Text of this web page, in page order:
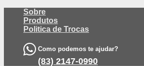
content
Sobre
Produtos
Politica de Trocas
Como podemos te ajudar?
(83) 2147-0990